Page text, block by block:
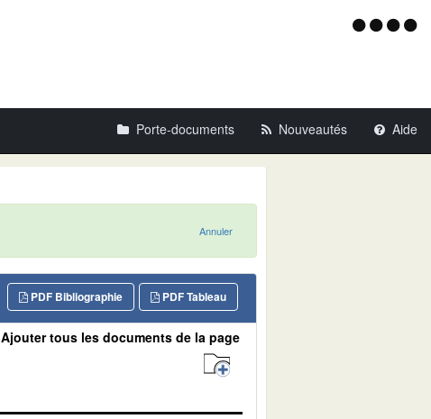
Menu
Porte-documents Nouveautés Aide
Annuler
PDF Tableau
PDF Bibliographie
Ajouter tous les documents de la page